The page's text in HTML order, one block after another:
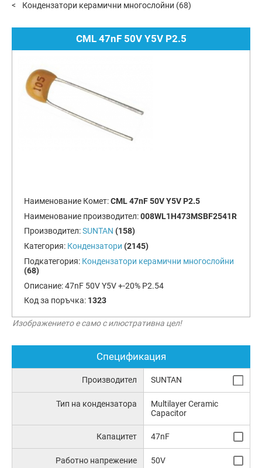
Кондензатори керамични многослойни (68)
CML 47nF 50V Y5V P2.5
Наименование Комет:CML 47nF 50V Y5V P2.5
Наименование производител:008WL1H473MSBF2541R
Производител:SUNTAN (158)
Категория: Кондензатори (2145)
Подкатегория: Кондензатори керамични многослойни
(68)
Описание:47nF 50V Y5V +-20% P2.54
Код за поръчка: 1323
Изображението е само с илюстративна цел!
Спецификация
Производител SUNTAN
Тип на кондензатора
Multilayer Ceramic
Capacitor
Капацитет 47nF
Работно напрежение 50V